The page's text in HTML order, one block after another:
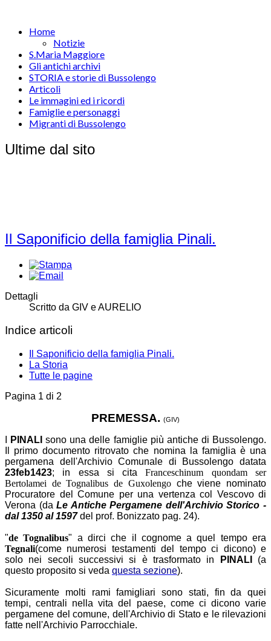
Home
Notizie
S.Maria Maggiore
Gli antichi archivi
STORIA e storie di Bussolengo
Articoli
Le immagini ed i ricordi
Famiglie e personaggi
Migranti di Bussolengo
Ultime dal sito
Il Saponificio della famiglia Pinali.
Dettagli
Scritto da GIV e AURELIO
Indice articoli
Il Saponificio della famiglia Pinali.
La Storia
Tutte le pagine
Pagina 1 di 2
PREMESSA. (GIV)
PINALI sono una delle famiglie più antiche di Bussolengo.
Il primo documento ritrovato che nomina la famiglia è una
pergamena dell'Archivio Comunale di Bussolengo datata
23feb1423; in essa si citaFranceschinum quondam ser
Bertolamei de Tognalibus de Guxolengoche viene nominato
Procuratore del Comune per una vertenza col Vescovo di
Verona (daLe Antiche Pergamene dell'Archivio Storico -
dal 1350 al 1597del prof. Bonizzato pag. 24).
"de Tognalibus" a dirci che il cognome a quel tempo era
Tegnali(come numerosi testamenti del tempo ci dicono) e
solo nei secoli successivi si è trasformato in
PINALI
(a
questo proposito si veda questa sezione).
Sicuramente molti rami famigliari sono stati, fin da quei
tempi, centrali nella vita del paese, come ci dicono varie
pergamene del comune, dell'Archivio di Stato e le rilevazioni
fatte nell'Archivio Parrocchiale.